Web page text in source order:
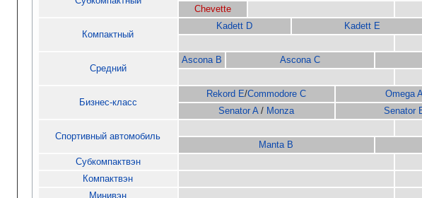
Chevette
Компактный
Kadett D Kadett E
Средний
Ascona B Ascona C
Бизнес-класс
Rekord E/Commodore C Omega
Senator A/ Monza Senator
Спортивный автомобиль
Manta B
Субкомпактвэн
Компактвэн